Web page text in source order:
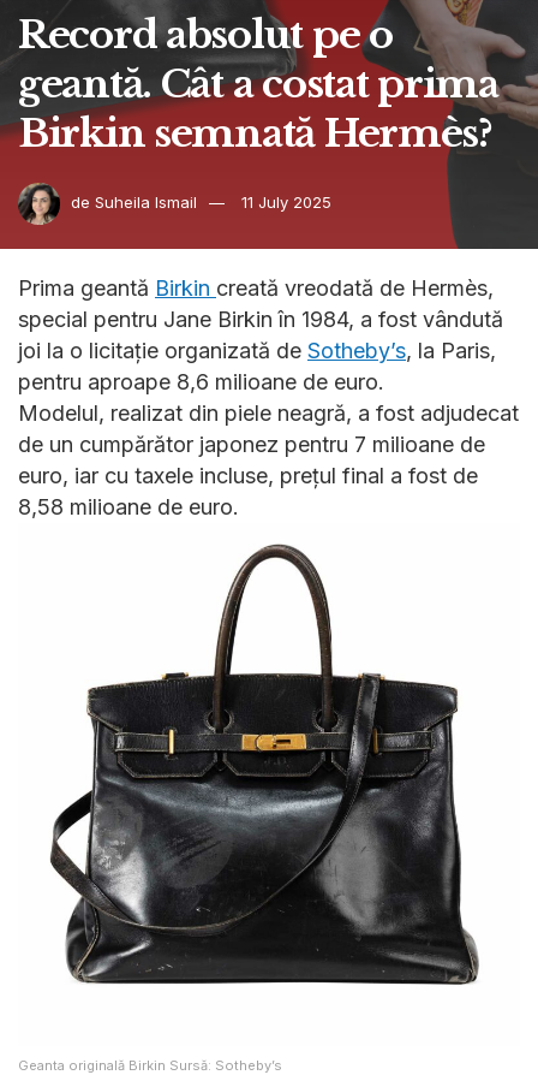
Record absolut pe o
geantă. Cât a costat prima
Birkin semnată Hermès?
de Suheila Ismail 11 July 2025
Prima geantă Birkin creată vreodată de Hermès,
special pentru Jane Birkin în 1984, a fost vândută
joi la o licitație organizată de Sotheby’s, la Paris,
pentru aproape 8,6 milioane de euro.
Modelul, realizat din piele neagră, a fost adjudecat
de un cumpărător japonez pentru 7 milioane de
euro, iar cu taxele incluse, prețul final a fost de
8,58 milioane de euro.
Geanta originală Birkin Sursă: Sotheby’s